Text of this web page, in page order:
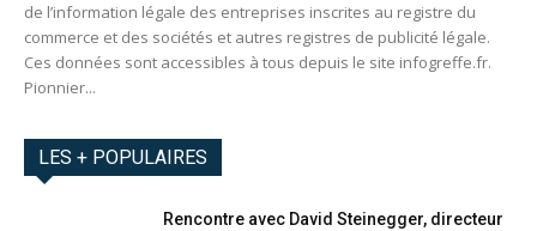
de l’information légale des entreprises inscrites au registre du
commerce et des sociétés et autres registres de publicité légale.
Ces données sont accessibles à tous depuis le site infogreffe.fr.
Pionnier...
LES + POPULAIRES
Rencontre avec David Steinegger, directeur